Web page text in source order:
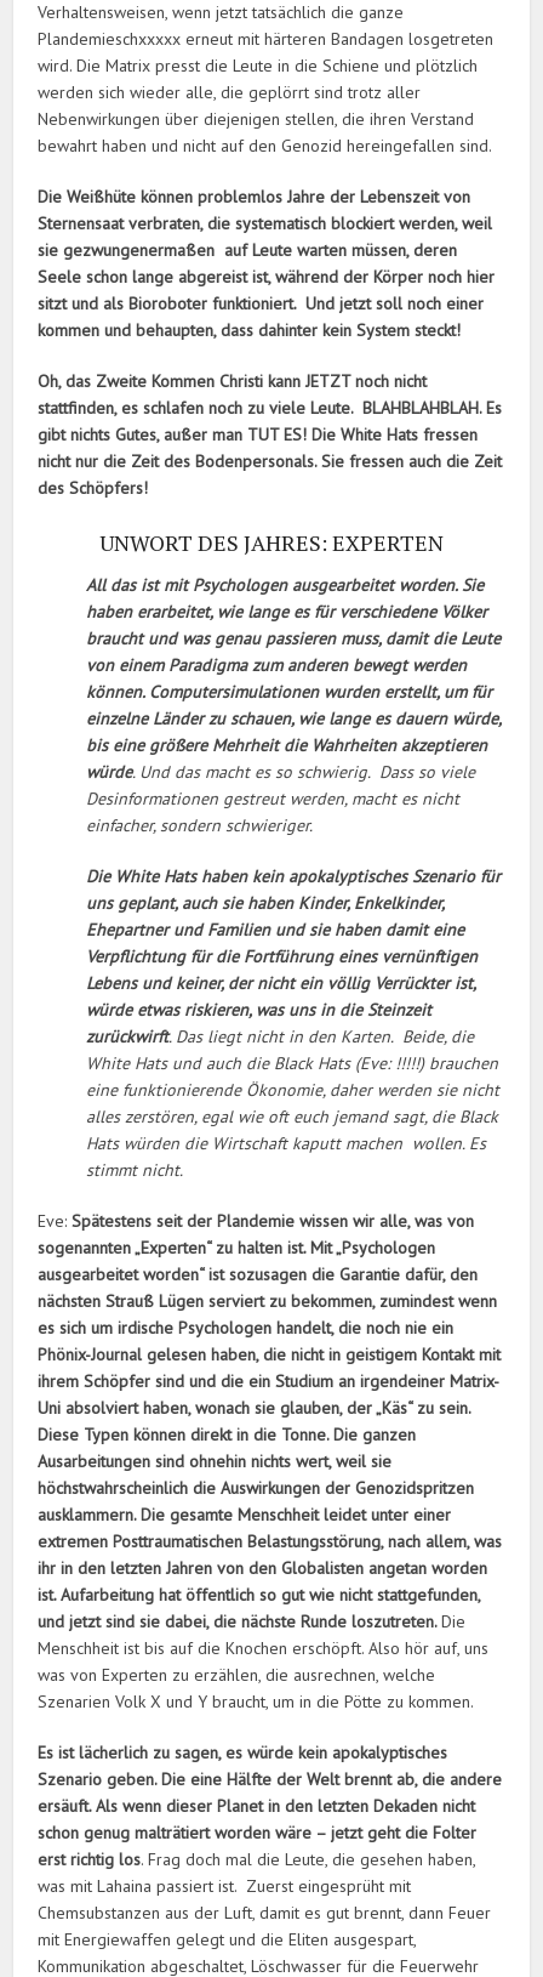
Verhaltensweisen, wenn jetzt tatsächlich die ganze
Plandemieschxxxxx erneut mit härteren Bandagen losgetreten
wird. Die Matrix presst die Leute in die Schiene und plötzlich
werden sich wieder alle, die geplörrt sind trotz aller
Nebenwirkungen über diejenigen stellen, die ihren Verstand
bewahrt haben und nicht auf den Genozid hereingefallen sind.
Die Weißhüte können problemlos Jahre der Lebenszeit von
Sternensaat verbraten, die systematisch blockiert werden, weil
sie gezwungenermaßen auf Leute warten müssen, deren
Seele schon lange abgereist ist, während der Körper noch hier
sitzt und als Bioroboter funktioniert. Und jetzt soll noch einer
kommen und behaupten, dass dahinter kein System steckt!
Oh, das Zweite Kommen Christi kann JETZT noch nicht
stattfinden, es schlafen noch zu viele Leute. BLAHBLAHBLAH. Es
gibt nichts Gutes, außer man TUT ES! Die White Hats fressen
nicht nur die Zeit des Bodenpersonals. Sie fressen auch die Zeit
des Schöpfers!
UNWORT DES JAHRES: EXPERTEN
All das ist mit Psychologen ausgearbeitet worden. Sie
haben erarbeitet, wie lange es für verschiedene Völker
braucht und was genau passieren muss, damit die Leute
von einem Paradigma zum anderen bewegt werden
können. Computersimulationen wurden erstellt, um für
einzelne Länder zu schauen, wie lange es dauern würde,
bis eine größere Mehrheit die Wahrheiten akzeptieren
würde. Und das macht es so schwierig. Dass so viele
Desinformationen gestreut werden, macht es nicht
einfacher, sondern schwieriger.
Die White Hats haben kein apokalyptisches Szenario für
uns geplant, auch sie haben Kinder, Enkelkinder,
Ehepartner und Familien und sie haben damit eine
Verpflichtung für die Fortführung eines vernünftigen
Lebens und keiner, der nicht ein völlig Verrückter ist,
würde etwas riskieren, was uns in die Steinzeit
zurückwirft. Das liegt nicht in den Karten. Beide, die
White Hats und auch die Black Hats (Eve: !!!!!) brauchen
eine funktionierende Ökonomie, daher werden sie nicht
alles zerstören, egal wie oft euch jemand sagt, die Black
Hats würden die Wirtschaft kaputt machen wollen. Es
stimmt nicht.
Eve:Spätestens seit der Plandemie wissen wir alle, was von
sogenannten „Experten“ zu halten ist. Mit „Psychologen
ausgearbeitet worden“ ist sozusagen die Garantie dafür, den
nächsten Strauß Lügen serviert zu bekommen, zumindest wenn
es sich um irdische Psychologen handelt, die noch nie ein
Phönix-Journal gelesen haben, die nicht in geistigem Kontakt mit
ihrem Schöpfer sind und die ein Studium an irgendeiner Matrix-
Uni absolviert haben, wonach sie glauben, der „Käs“ zu sein.
Diese Typen können direkt in die Tonne. Die ganzen
Ausarbeitungen sind ohnehin nichts wert, weil sie
höchstwahrscheinlich die Auswirkungen der Genozidspritzen
ausklammern. Die gesamte Menschheit leidet unter einer
extremen Posttraumatischen Belastungsstörung, nach allem, was
ihr in den letzten Jahren von den Globalisten angetan worden
ist. Aufarbeitung hat öffentlich so gut wie nicht stattgefunden,
und jetzt sind sie dabei, die nächste Runde loszutreten.Die
Menschheit ist bis auf die Knochen erschöpft. Also hör auf, uns
was von Experten zu erzählen, die ausrechnen, welche
Szenarien Volk X und Y braucht, um in die Pötte zu kommen.
Es ist lächerlich zu sagen, es würde kein apokalyptisches
Szenario geben. Die eine Hälfte der Welt brennt ab, die andere
ersäuft. Als wenn dieser Planet in den letzten Dekaden nicht
schon genug malträtiert worden wäre – jetzt geht die Folter
erst richtig los. Frag doch mal die Leute, die gesehen haben,
was mit Lahaina passiert ist. Zuerst eingesprüht mit
Chemsubstanzen aus der Luft, damit es gut brennt, dann Feuer
mit Energiewaffen gelegt und die Eliten ausgespart,
Kommunikation abgeschaltet, Löschwasser für die Feuerwehr